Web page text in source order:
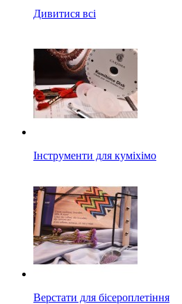
Дивитися всі
Інструменти для куміхімо
Верстати для бісероплетіння